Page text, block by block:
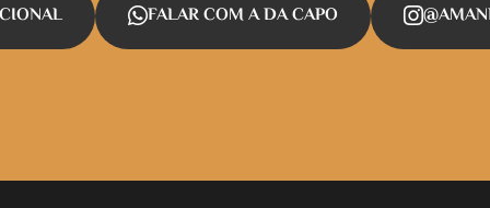
FALAR COM A DA CAPO